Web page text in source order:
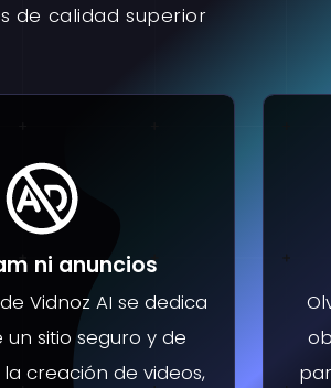
de calidad superior
ni anuncios
Vidnoz AI se dedica
sitio seguro y de
creación de videos,